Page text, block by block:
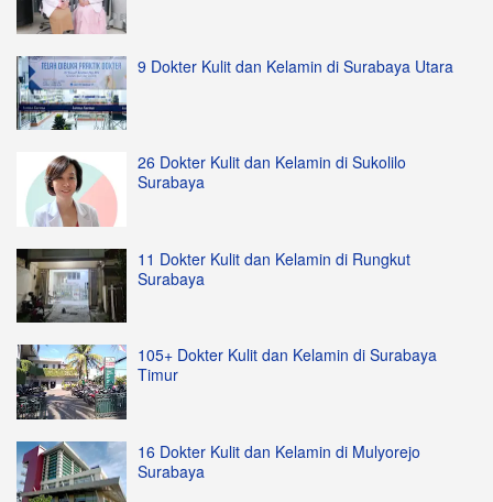
9 Dokter Kulit dan Kelamin di Surabaya Utara
26 Dokter Kulit dan Kelamin di Sukolilo
Surabaya
11 Dokter Kulit dan Kelamin di Rungkut
Surabaya
105+ Dokter Kulit dan Kelamin di Surabaya
Timur
16 Dokter Kulit dan Kelamin di Mulyorejo
Surabaya